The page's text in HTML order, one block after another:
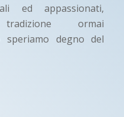
ed appassionati,
ormai
degno del